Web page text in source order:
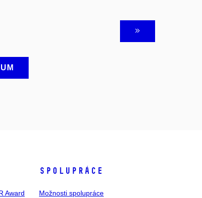
Award
SPOLUPRÁCE
Možnosti spolupráce